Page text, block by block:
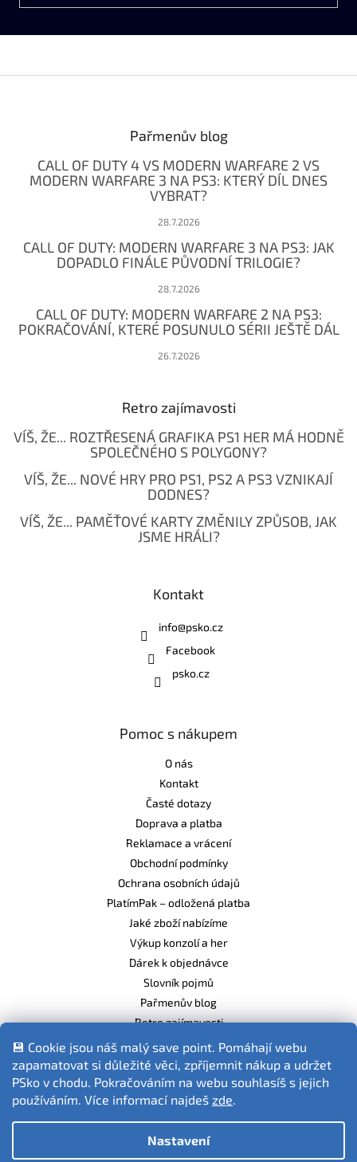
💾 Cookie jsou náš malý save point. Pomáhají webu
zapamatovat si důležité věci, zpříjemnit nákup a udržet
PSko v chodu. Pokračováním na webu souhlasíš s jejich
používáním. Více informací najdeš zde.
Nastavení
Pařmenův blog
CALL OF DUTY 4 VS MODERN WARFARE 2 VS
MODERN WARFARE 3 NA PS3: KTERÝ DÍL DNES
VYBRAT?
28.7.2026
CALL OF DUTY: MODERN WARFARE 3 NA PS3: JAK
DOPADLO FINÁLE PŮVODNÍ TRILOGIE?
28.7.2026
CALL OF DUTY: MODERN WARFARE 2 NA PS3:
POKRAČOVÁNÍ, KTERÉ POSUNULO SÉRII JEŠTĚ DÁL
26.7.2026
Retro zajímavosti
VÍŠ, ŽE... ROZTŘESENÁ GRAFIKA PS1 HER MÁ HODNĚ
SPOLEČNÉHO S POLYGONY?
VÍŠ, ŽE... NOVÉ HRY PRO PS1, PS2 A PS3 VZNIKAJÍ
DODNES?
VÍŠ, ŽE... PAMĚŤOVÉ KARTY ZMĚNILY ZPŮSOB, JAK
JSME HRÁLI?
Kontakt
info@psko.cz
Facebook
psko.cz
Pomoc s nákupem
O nás
Kontakt
Časté dotazy
Doprava a platba
Reklamace a vrácení
Obchodní podmínky
Ochrana osobních údajů
PlatímPak – odložená platba
Jaké zboží nabízíme
Výkup konzolí a her
Dárek k objednávce
Slovník pojmů
Pařmenův blog
Retro zajímavosti
Balíme ekologicky
Fotografie produktů jsou ilustrativní.